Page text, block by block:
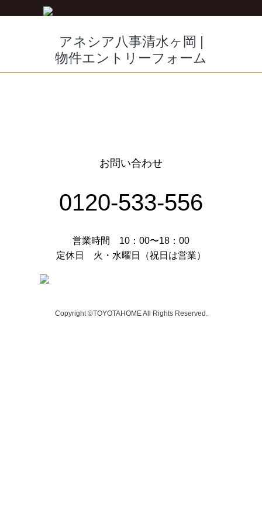
アネシア八事清水ヶ岡 |
物件エントリーフォーム
お問い合わせ
0120-533-556
営業時間 10：00〜18：00
定休日 火・水曜日（祝日は営業）
Copyright ©TOYOTAHOME All Rights Reserved.